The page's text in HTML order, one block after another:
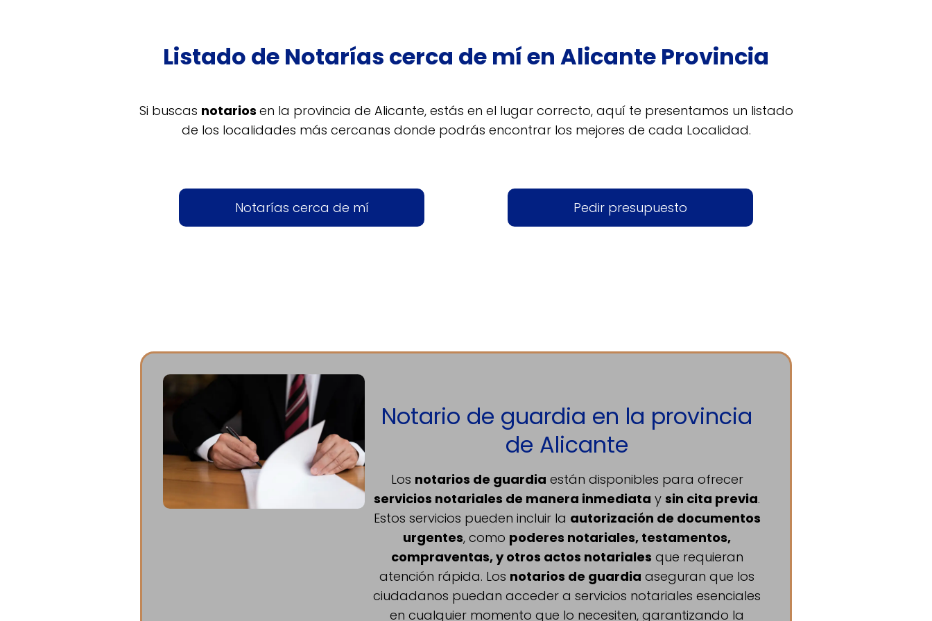
Listado de Notarías cerca de mí en Alicante Provincia
Si buscas notarios en la provincia de Alicante, estás en el lugar correcto, aquí te presentamos un listado
de los localidades más cercanas donde podrás encontrar los mejores de cada Localidad.
Notarías cerca de mí Pedir presupuesto
Notario de guardia en la provincia
de Alicante
Los notarios de guardia están disponibles para ofrecer
servicios notariales de manera inmediata ysin cita previa.
Estos servicios pueden incluir la autorización de documentos
urgentes, como poderes notariales, testamentos,
compraventas, y otros actos notariales que requieran
atención rápida. Los notarios de guardia aseguran que los
ciudadanos puedan acceder a servicios notariales esenciales
en cualquier momento que lo necesiten, garantizando la